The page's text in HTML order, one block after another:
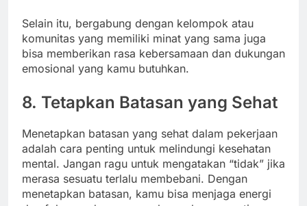
Selain itu, bergabung dengan kelompok atau
komunitas yang memiliki minat yang sama juga
bisa memberikan rasa kebersamaan dan dukungan
emosional yang kamu butuhkan.
8. Tetapkan Batasan yang Sehat
Menetapkan batasan yang sehat dalam pekerjaan
adalah cara penting untuk melindungi kesehatan
mental. Jangan ragu untuk mengatakan “tidak” jika
merasa sesuatu terlalu membebani. Dengan
menetapkan batasan, kamu bisa menjaga energi